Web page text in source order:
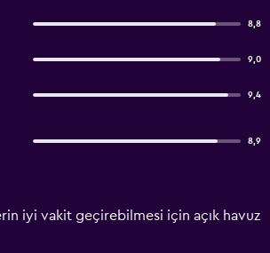
8,8
9,0
9,4
8,9
iyi vakit geçirebilmesi için açık havuz